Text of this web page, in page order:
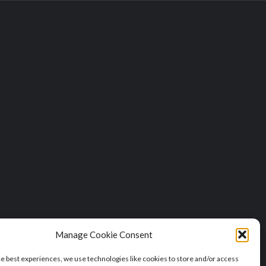
Manage Cookie Consent
best experiences, we use technologies like cookies to store and/or access